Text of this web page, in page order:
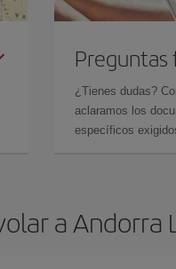
¿Tienes dudas?
aclaramos los
específicos
a Andorra